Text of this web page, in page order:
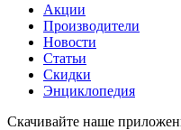
Акции
Производители
Новости
Статьи
Скидки
Энциклопедия
Скачивайте наше